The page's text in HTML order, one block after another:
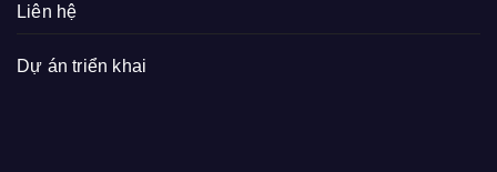
Liên hệ
Dự án triển khai